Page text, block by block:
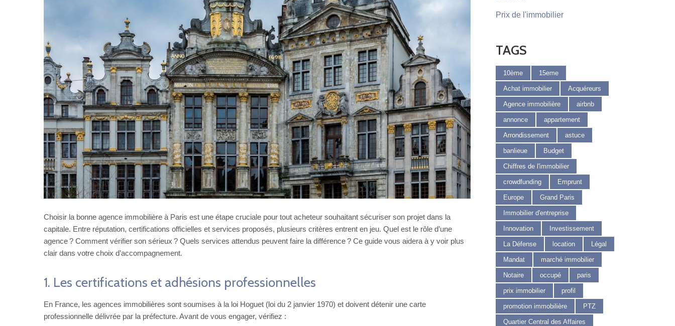
Choisir la bonne agence immobilière à Paris est une étape cruciale pour tout acheteur souhaitant sécuriser son projet dans la
capitale. Entre réputation, certifications officielles et services proposés, plusieurs critères entrent en jeu. Quel est le rôle d’une
agence ? Comment vérifier son sérieux ? Quels services attendus peuvent faire la différence ? Ce guide vous aidera à y voir plus
clair dans votre choix d’accompagnement.
1. Les certifications et adhésions professionnelles
En France, les agences immobilières sont soumises à la loi Hoguet (loi du 2 janvier 1970) et doivent détenir une carte
professionnelle délivrée par la préfecture. Avant de vous engager, vérifiez :
Prix de l'immobilier
TAGS
10ème 15eme
Achat immobilier Acquéreurs
Agence immobilière airbnb
annonce appartement
Arrondissement astuce
banlieue Budget
Chiffres de l'immobilier
crowdfunding Emprunt
Europe Grand Paris
Immobilier d'entreprise
Innovation Investissement
La Défense location Légal
Mandat marché immobilier
Notaire occupé paris
prix immobilier profil
promotion immobilière PTZ
Quartier Central des Affaires